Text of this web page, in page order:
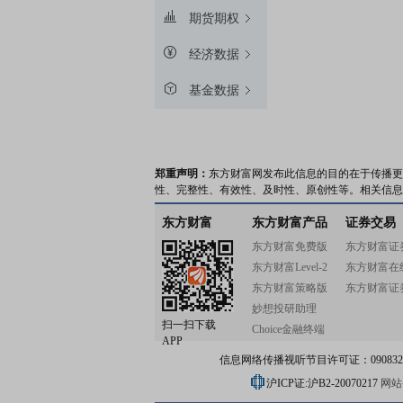
期货期权
经济数据
基金数据
郑重声明： 东方财富网发布此信息的目的在于传播
性、完整性、有效性、及时性、原创性等。相关信
东方财富
扫一扫下载
APP
东方财富产品
东方财富免费版
东方财富Level-2
东方财富策略版
妙想投研助理
Choice金融终端
证券交易
东方财富证
东方财富在
东方财富证
信息网络传播视听节目许可证：
沪ICP证:沪B2-20070217 网